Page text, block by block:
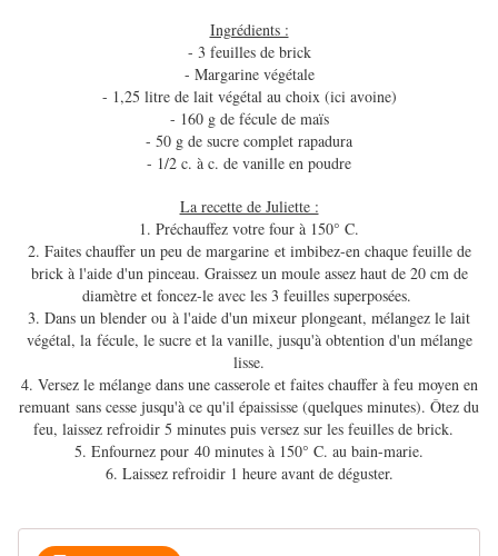
Ingrédients :
- 3 feuilles de brick
- Margarine végétale
- 1,25 litre de lait végétal au choix (ici avoine)
- 160 g de fécule de maïs
- 50 g de sucre complet rapadura
- 1/2 c. à c. de vanille en poudre
La recette de Juliette :
1. Préchauffez votre four à 150° C.
2. Faites chauffer un peu de margarine et imbibez-en chaque feuille de
brick à l'aide d'un pinceau. Graissez un moule assez haut de 20 cm de
diamètre et foncez-le avec les 3 feuilles superposées.
3. Dans un blender ou à l'aide d'un mixeur plongeant, mélangez le lait
végétal, la fécule, le sucre et la vanille, jusqu'à obtention d'un mélange
lisse.
4. Versez le mélange dans une casserole et faites chauffer à feu moyen en
remuant sans cesse jusqu'à ce qu'il épaississe (quelques minutes). Ôtez du
feu, laissez refroidir 5 minutes puis versez sur les feuilles de brick.
5. Enfournez pour 40 minutes à 150° C. au bain-marie.
6. Laissez refroidir 1 heure avant de déguster.